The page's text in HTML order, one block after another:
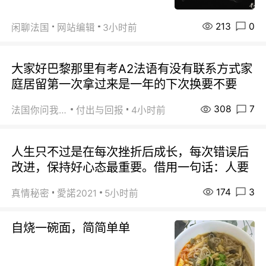
闲聊法国 网站编辑 3小时前 213 0
大家好巴黎那里有考A2法语有没有联系方式家
庭居留第一次拿过来是一年的下次换要不要
法国你问我答 付出与回报 4小时前 308 7
人生只不过是在每次挫折后成长，每次错误后
改进，保持好心态最重要。借用一句话：人要
真情秘密 愛諾2021 5小时前 174 3
自烧一碗面，简简单单